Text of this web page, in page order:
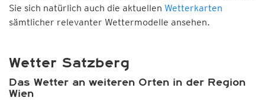
Sie sich natürlich auch die aktuellen Wetterkarten
sämtlicher relevanter Wettermodelle ansehen.
Wetter Satzberg
Das Wetter an weiteren Orten in der Region
Wien